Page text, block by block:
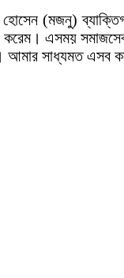
(মজনু)
এসময়
সাধ্যমত এসব